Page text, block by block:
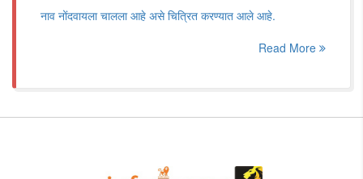
नाव नोंदवायला चालला आहे असे चित्रित करण्यात आले आहे.
Read More